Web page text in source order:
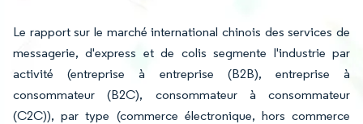
Le rapport sur le marché international chinois des services de
messagerie, d'express et de colis segmente l'industrie par
activité (entreprise à entreprise (B2B), entreprise à
consommateur (B2C), consommateur à consommateur
(C2C)), par type (commerce électronique, hors commerce